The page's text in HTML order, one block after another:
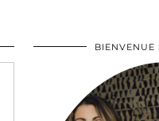
BIENVENUE